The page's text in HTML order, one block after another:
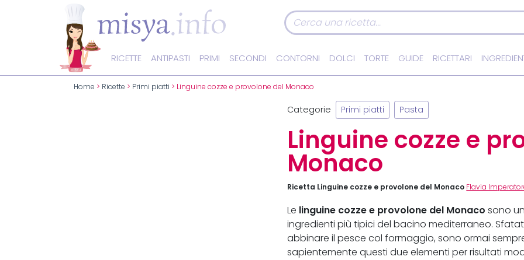
RICETTE ANTIPASTI PRIMI SECONDI CONTORNI DOLCI TORTE GUIDE RICETTARI
Home > Ricette > Primi piatti > Linguine cozze e provolone del Monaco
Categorie Primi piatti Pasta
Linguine cozze e
Monaco
Ricetta Linguine cozze e provolone del Monaco Flavia
Le linguine cozze e provolone del Monaco sono
ingredienti più tipici del bacino mediterraneo.
abbinare il pesce col formaggio, sono ormai
sapientemente questi due elementi per risultati